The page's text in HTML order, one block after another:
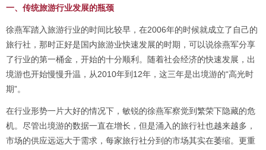
一、传统旅游行业发展的瓶颈
徐燕军踏入旅游行业的时间比较早，在2006年的时候就成立了自己的
旅行社，那时正好是国内旅游业快速发展的时期，可以说徐燕军分享
了行业的第一桶金，开始的十分顺利。随着社会经济的快速发展，出
境游也开始慢慢升温，从2010年到12年，这三年是出境游的“高光时
期”。
在行业形势一片大好的情况下，敏锐的徐燕军察觉到繁荣下隐藏的危
机。尽管出境游的数据一直在增长，但是涌入的旅行社也越来越多，
市场的供应远远大于需求，每家旅行社分到的市场其实在萎缩。更重